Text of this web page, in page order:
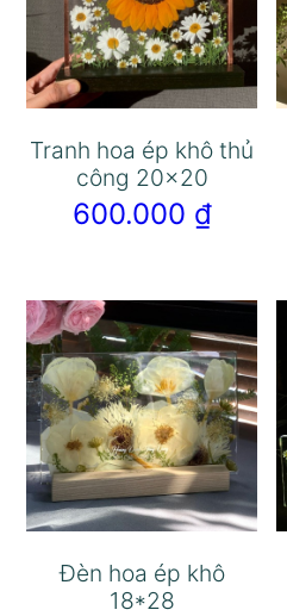
Tranh hoa ép khô thủ
công 20×20
600.000 ₫
Đèn hoa ép khô
18*28